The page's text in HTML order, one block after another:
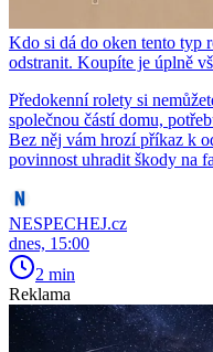
Kdo si dá do oken tento typ
odstranit. Koupíte je úplně
Předokenní rolety si
společnou částí domu,
Bez něj vám hrozí příkaz k
povinnost uhradit škody na
NESPECHEJ.cz
dnes, 15:00
2 min
Reklama